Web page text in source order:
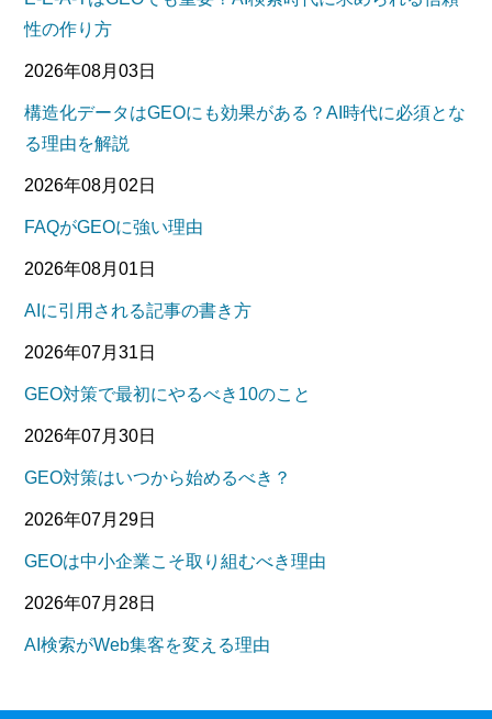
性の作り方
2026年08月03日
構造化データはGEOにも効果がある？AI時代に必須とな
る理由を解説
2026年08月02日
FAQがGEOに強い理由
2026年08月01日
AIに引用される記事の書き方
2026年07月31日
GEO対策で最初にやるべき10のこと
2026年07月30日
GEO対策はいつから始めるべき？
2026年07月29日
GEOは中小企業こそ取り組むべき理由
2026年07月28日
AI検索がWeb集客を変える理由